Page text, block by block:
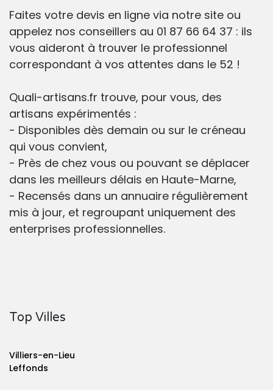
Faites votre devis en ligne via notre site ou
appelez nos conseillers au 01 87 66 64 37 : ils
vous aideront à trouver le professionnel
correspondant à vos attentes dans le 52 !
Quali-artisans.fr trouve, pour vous, des
artisans expérimentés :
- Disponibles dès demain ou sur le créneau
qui vous convient,
- Près de chez vous ou pouvant se déplacer
dans les meilleurs délais en Haute-Marne,
- Recensés dans un annuaire régulièrement
mis à jour, et regroupant uniquement des
enterprises professionnelles.
Top Villes
Villiers-en-Lieu
Leffonds